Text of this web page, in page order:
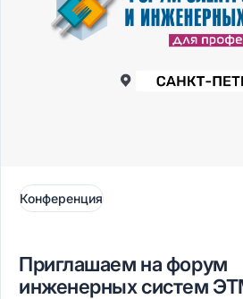
Конференция
Приглашаем на форум
инженерных систем